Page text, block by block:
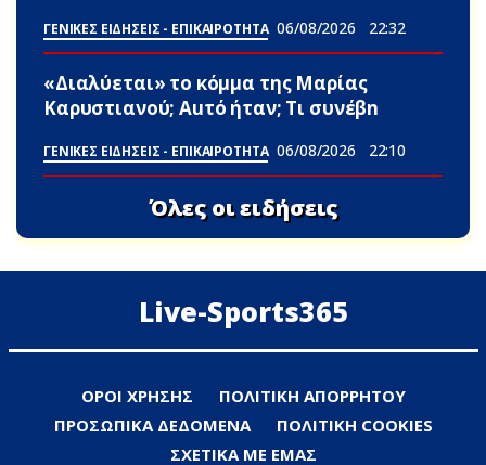
ΓΕΝΙΚΕΣ ΕΙΔΗΣΕΙΣ - ΕΠΙΚΑΙΡΟΤΗΤΑ 06/08/2026 22:32
«Διαλύεται» το κόμμα της Μαρίας
Καρυστιανού; Αuτό ήταν; Τι συνέβn
ΓΕΝΙΚΕΣ ΕΙΔΗΣΕΙΣ - ΕΠΙΚΑΙΡΟΤΗΤΑ 06/08/2026 22:10
Όλες οι ειδήσεις
Live-Sports365
ΟΡΟΙ ΧΡΗΣΗΣ
ΠΟΛΙΤΙΚΗ ΑΠΟΡΡΗΤΟΥ
ΠΡΟΣΩΠΙΚΑ ΔΕΔΟΜΕΝΑ
ΠΟΛΙΤΙΚΗ COOKIES
ΣΧΕΤΙΚΑ ΜΕ ΕΜΑΣ